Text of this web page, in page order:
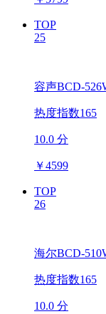
TOP
25
容声BCD-
热度指数165
10.0 分
￥4599
TOP
26
海尔BCD-
热度指数165
10.0 分